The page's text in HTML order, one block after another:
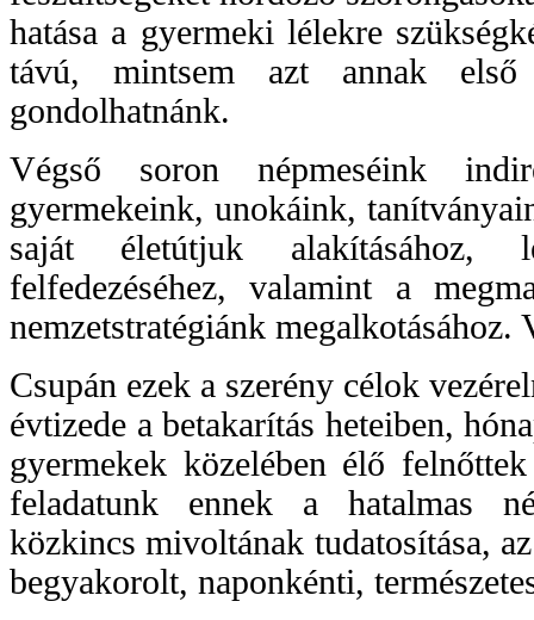
hatása a gyermeki lélekre
távú, mintsem azt annak
gondolhatnánk.
Végső soron népmeséink
gyermekeink, unokáink,
saját életútjuk alakításához,
felfedezéséhez, valamint a
nemzetstratégiánk megalkotásához.
Csupán ezek a szerény célok
évtizede a betakarítás heteiben,
gyermekek közelében élő
feladatunk ennek a hatalmas
közkincs mivoltának tudatosítása,
begyakorolt, naponkénti,